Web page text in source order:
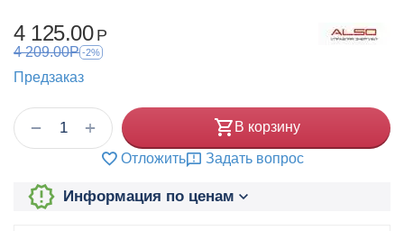
4 125.00 Р
4 209.00Р -2%
Предзаказ
+
− В корзину
Отложить Задать вопрос
Информация по ценам